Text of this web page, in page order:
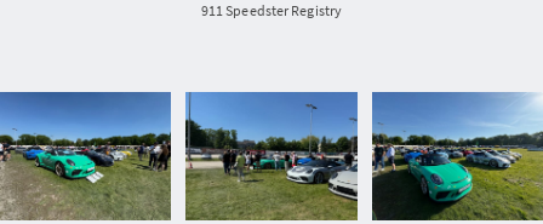
911 Speedster Registry